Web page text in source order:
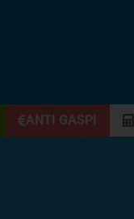
ANTI GASPI